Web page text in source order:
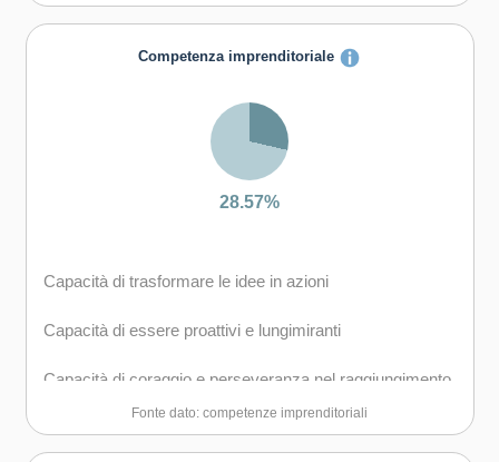
Capacità di esprimere e comprendere punti di vista
Capacità di gestire il proprio apprendimento e la propria
Competenza imprenditoriale
28.57%
Capacità di trasformare le idee in azioni
Capacità di essere proattivi e lungimiranti
Capacità di coraggio e perseveranza nel raggiungimento
degli obiettivi
Capacità di motivare gli altri e valorizzare le loro idee, di
Fonte dato: competenze imprenditoriali